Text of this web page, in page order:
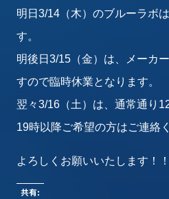
明日3/14（木）のブルーラボ
す。
明後日3/15（金）は、メーカ
すので臨時休業となります。
翌々3/16（土）は、通常通り
19時以降ご希望の方はご連絡
よろしくお願いいたします！！
共有: